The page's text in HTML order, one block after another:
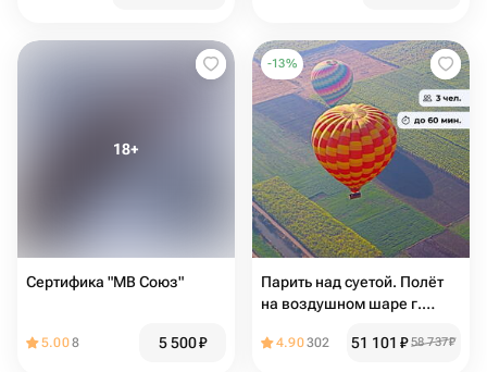
Сертифика "МВ Союз"
5.008 5 500₽
-13%
Парить над суетой. Полёт
на воздушном шаре г.
4.90302 51 101 ₽ 58 737₽